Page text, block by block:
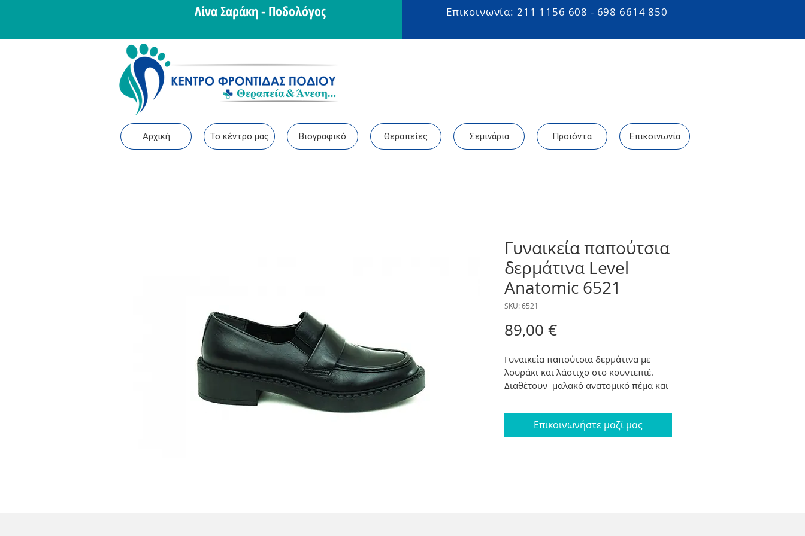
Λίνα Σαράκη - Ποδολόγος Επικοινωνία: 211 1156 608 - 698 6614 850
Αρχική Το κέντρο μας Βιογραφικό Θεραπείες Σεμινάρια Προϊόντα Επικοινωνία
Γυναικεία παπούτσια
δερμάτινα Level
Anatomic 6521
SKU: 6521
89,00 €Price
Γυναικεία παπούτσια δερμάτινα με
λουράκι και λάστιχο στο κουντεπιέ.
Διαθέτουν  μαλακό ανατομικό πέμα και
Ύψος τακουνιού 4cm.
Μεγέθη: 36-41
Χρώματα: Μαύρο
Επικοινωνήστε μαζί μας